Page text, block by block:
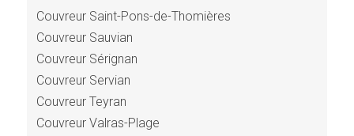
Couvreur Saint-Pons-de-Thomières
Couvreur Sauvian
Couvreur Sérignan
Couvreur Servian
Couvreur Teyran
Couvreur Valras-Plage